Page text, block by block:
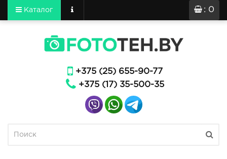
: 0
Каталог
+375 (25) 655-90-77
+375 (17) 35-500-35